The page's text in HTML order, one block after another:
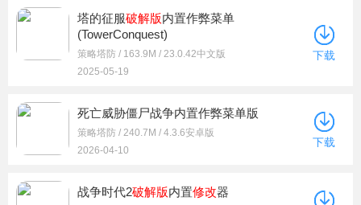
塔的征服破解版内置作弊菜单
(TowerConquest)
策略塔防 / 163.9M / 23.0.42中文版
2025-05-19
下载
死亡威胁僵尸战争内置作弊菜单版
策略塔防 / 240.7M / 4.3.6安卓版
2026-04-10
下载
战争时代2破解版内置修改器